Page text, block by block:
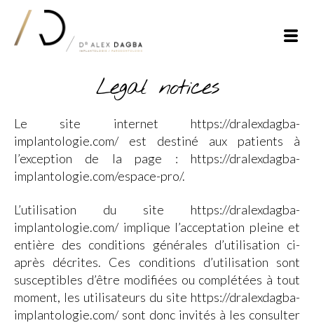
Legal notices
Le site internet https://dralexdagba-
implantologie.com/ est destiné aux patients à
l’exception de la page : https://dralexdagba-
implantologie.com/espace-pro/.
L’utilisation du site https://dralexdagba-
implantologie.com/ implique l’acceptation pleine et
entière des conditions générales d’utilisation ci-
après décrites. Ces conditions d’utilisation sont
susceptibles d’être modifiées ou complétées à tout
moment, les utilisateurs du site https://dralexdagba-
implantologie.com/ sont donc invités à les consulter